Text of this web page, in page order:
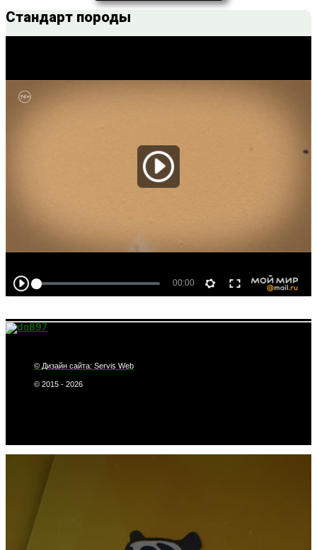
Стандарт породы
© Дизайн сайта: Servis Web
© 2015 - 2026